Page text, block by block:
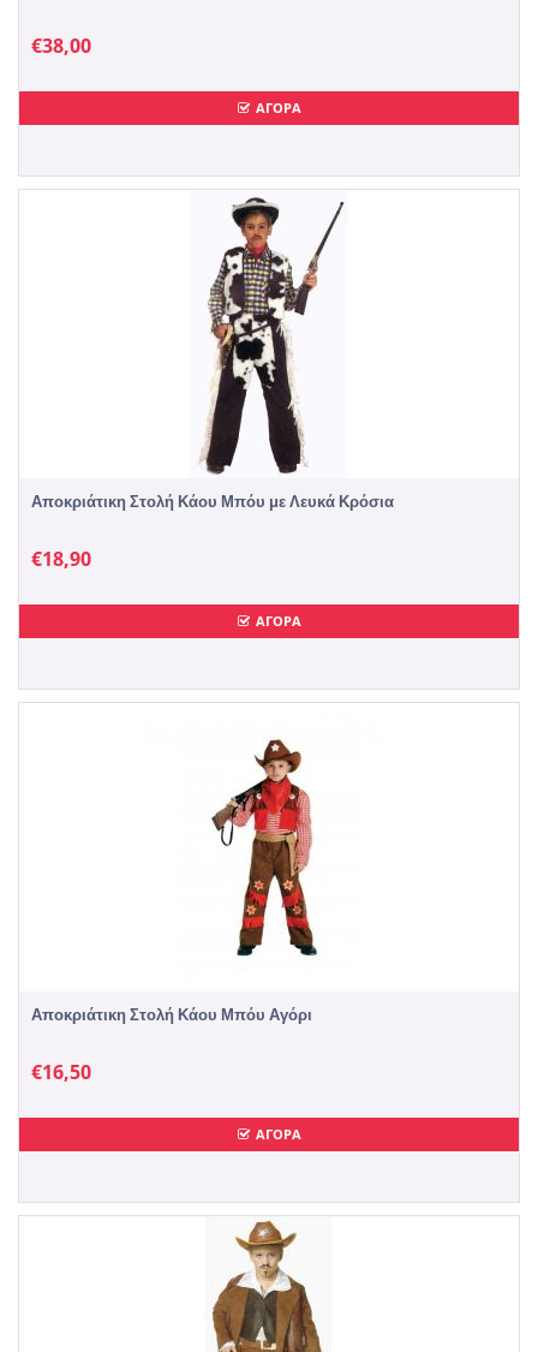
€38,00
ΑΓΟΡΑ
Αποκριάτικη Στολή Κάου Μπόυ με Λευκά Κρόσια
€18,90
ΑΓΟΡΑ
Αποκριάτικη Στολή Κάου Μπόυ Αγόρι
€16,50
ΑΓΟΡΑ